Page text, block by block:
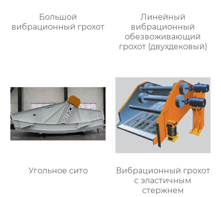
Большой
вибрационный грохот
Линейный
вибрационный
обезвоживающий
грохот (двухдековый)
Угольное сито
Вибрационный грохот
с эластичным
стержнем